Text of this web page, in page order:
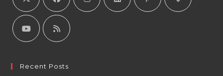
Recent Posts